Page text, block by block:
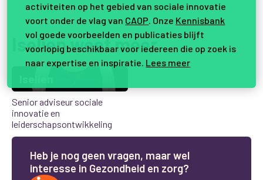
Iselien weet meer
Senior adviseur sociale
innovatie en
leiderschapsontwikkeling
Heb je nog geen vragen, maarwel
interesse in Gezondheid en zorg?
activiteiten op het gebied van sociale innovatie
voort onder de vlag van CAOP. Onze Kennisbank
vol goede voorbeelden en publicaties blijft
voorlopig beschikbaar voor iedereen die op zoek is
naar expertise en inspiratie. Lees meer